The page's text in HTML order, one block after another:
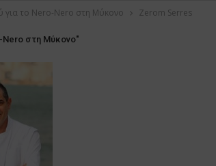
για το Nero-Nero στη Μύκονο Zerom Serres
Nero στη Μύκονο"